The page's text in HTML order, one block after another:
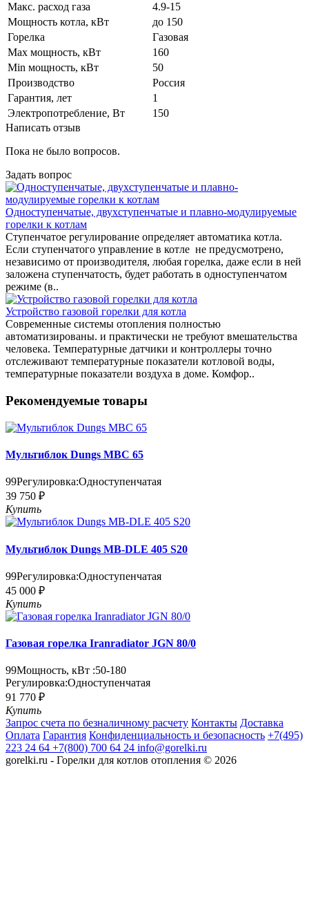
Макс. расход газа
4.9-15
Мощность котла, кВт
до 150
Горелка
Газовая
Max мощность, кВт
160
Min мощность, кВт
50
Производство
Россия
Гарантия, лет
1
Электропотребление, Вт
150
Написать отзыв
Пока не было вопросов.
Задать вопрос
Одноступенчатые, двухступенчатые и плавно-модулируемые
горелки к котлам
Ступенчатое регулирование определяет автоматика котла.
Если ступенчатого управление в котле не предусмотрено,
независимо от производителя, любая горелка, даже если в ней
заложена ступенчатость, будет работать в одноступенчатом
режиме (в..
Устройство газовой горелки для котла
Современные системы отопления полностью
автоматизированы. и практически не требуют вмешательства
человека. Температурные датчики и контроллеры точно
отслеживают температурные показатели котловой воды,
температурные показатели воздуха в доме. Комфор..
Рекомендуемые товары
Мультиблок Dungs MBC 65
99Регулировка:Одноступенчатая
39 750 ₽
Купить
Мультиблок Dungs MB-DLE 405 S20
99Регулировка:Одноступенчатая
45 000 ₽
Купить
Газовая горелка Iranradiator JGN 80/0
99Мощность, кВт :50-180
Регулировка:Одноступенчатая
91 770 ₽
Купить
Запрос счета по безналичному расчету Контакты Доставка
Оплата Гарантия Конфиденциальность и безопасность +7(495)
223 24 64 +7(800) 700 64 24 info@gorelki.ru
gorelki.ru - Горелки для котлов отопления © 2026